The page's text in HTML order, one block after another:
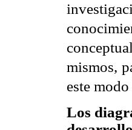
mismos,
este
Los